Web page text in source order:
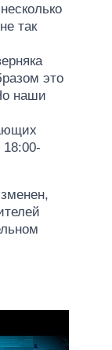
так
это
наши
18:00-